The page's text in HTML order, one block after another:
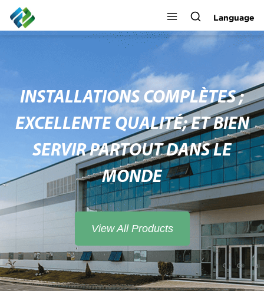
Language
INSTALLATIONS COMPLÈTES ;
EXCELLENTE QUALITÉ; ET BIEN
SERVIR PARTOUT DANS LE
MONDE
View All Products